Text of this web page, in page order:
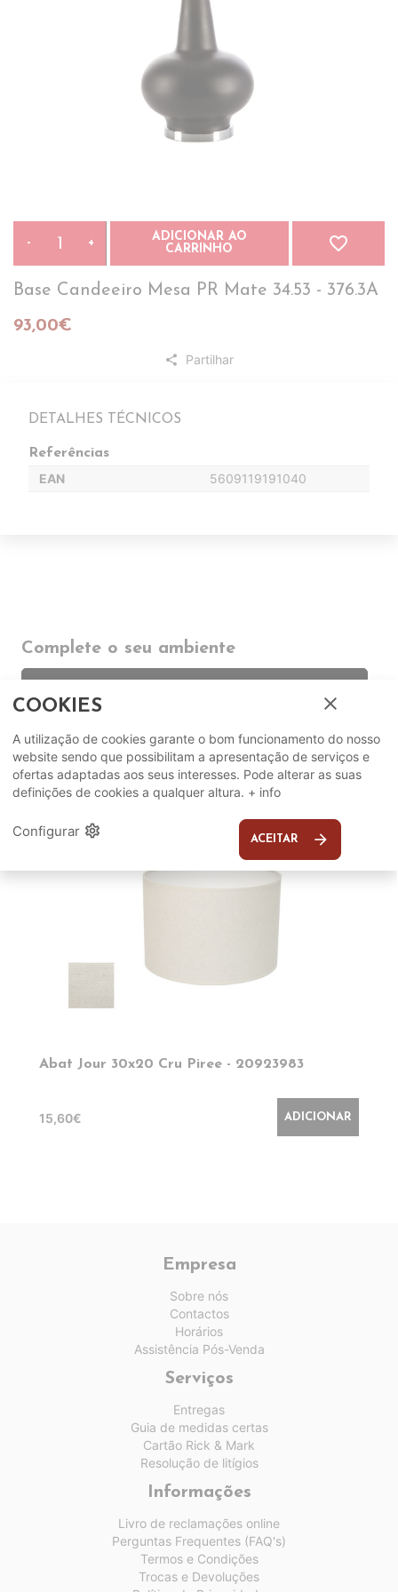
- +
ADICIONAR AO
CARRINHO
favorite_border
Base Candeeiro Mesa PR Mate 34.53 - 376.3A
93,00€
share Partilhar
DETALHES TÉCNICOS
Referências
EAN 5609119191040
Complete o seu ambiente
SUGERIDOS
EM DESTAQUE
Abat Jour 30x20 Cru Piree - 20923983
15,60€ ADICIONAR
Empresa
Sobre nós
Contactos
Horários
Assistência Pós-Venda
Serviços
Entregas
Guia de medidas certas
Cartão Rick & Mark
Resolução de litígios
Informações
Livro de reclamações online
Perguntas Frequentes (FAQ's)
Termos e Condições
Trocas e Devoluções
COOKIES close
A utilização de cookies garante o bom funcionamento do nosso
website sendo que possibilitam a apresentação de serviços e
ofertas adaptadas aos seus interesses. Pode alterar as suas
definições de cookies a qualquer altura. + info
Configurar settings ACEITAR arrow_forward